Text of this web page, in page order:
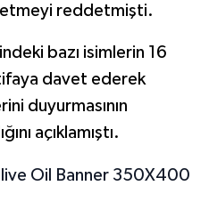
reddetmişti.
bazı isimlerin 16
davet ederek
duyurmasının
açıklamıştı.